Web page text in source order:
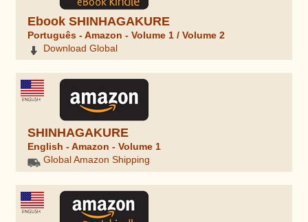
Ebook SHINHAGAKURE
Português - Amazon - Volume 1 / Volume 2
Download Global
SHINHAGAKURE
English - Amazon - Volume 1
Global Amazon Shipping